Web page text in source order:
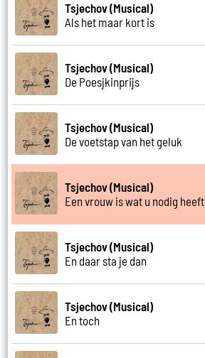
Tsjechov (Musical)
Als het maar kort is
Tsjechov (Musical)
De Poesjkinprijs
Tsjechov (Musical)
De voetstap van het geluk
Tsjechov (Musical)
Een vrouw is wat u nodig heeft
Tsjechov (Musical)
En daar sta je dan
Tsjechov (Musical)
En toch